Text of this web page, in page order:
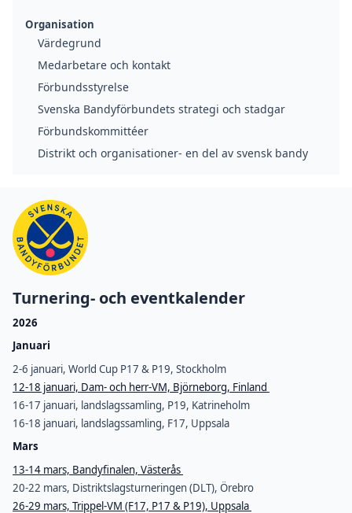
Organisation
Värdegrund
Medarbetare och kontakt
Förbundsstyrelse
Svenska Bandyförbundets strategi och stadgar
Förbundskommittéer
Distrikt och organisationer- en del av svensk bandy
Turnering- och eventkalender
2026
Januari
2-6 januari, World Cup P17 & P19, Stockholm
12-18 januari, Dam- och herr-VM, Björneborg, Finland
16-17 januari, landslagssamling, P19, Katrineholm
16-18 januari, landslagssamling, F17, Uppsala
Mars
13-14 mars, Bandyfinalen, Västerås
20-22 mars, Distriktslagsturneringen (DLT), Örebro
26-29 mars, Trippel-VM (F17, P17 & P19), Uppsala